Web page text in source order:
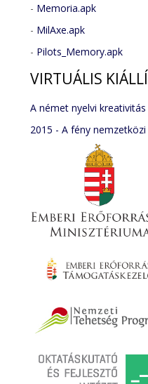
- Memoria.apk
- MilAxe.apk
- Pilots_Memory.apk
VIRTUÁLIS
A német nyelvi
2015 - A fény nemzetközi